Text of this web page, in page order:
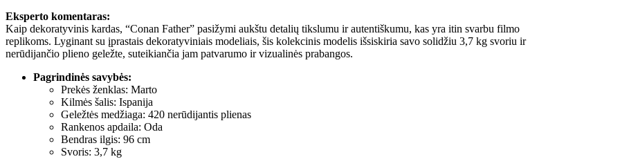
Eksperto komentaras:
Kaip dekoratyvinis kardas, “Conan Father” pasižymi aukštu detalių tikslumu ir autentiškumu, kas yra itin svarbu filmo
replikoms. Lyginant su įprastais dekoratyviniais modeliais, šis kolekcinis modelis išsiskiria savo solidžiu 3,7 kg svoriu ir
nerūdijančio plieno geležte, suteikiančia jam patvarumo ir vizualinės prabangos.
Pagrindinės savybės:
Prekės ženklas: Marto
Kilmės šalis: Ispanija
Geležtės medžiaga: 420 nerūdijantis plienas
Rankenos apdaila: Oda
Bendras ilgis: 96 cm
Svoris: 3,7 kg